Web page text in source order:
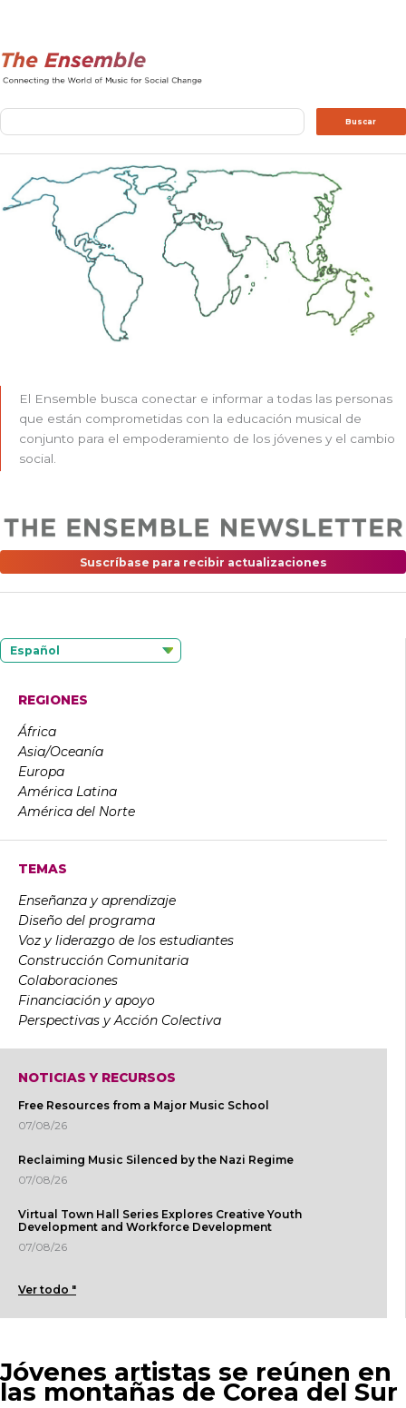
Buscar Buscar
El Ensemble busca conectar e informar a todas las personas
que están comprometidas con la educación musical de
conjunto para el empoderamiento de los jóvenes y el cambio
social.
Suscríbase para recibir actualizaciones
Español
REGIONES
África
Asia/Oceanía
Europa
América Latina
América del Norte
TEMAS
Enseñanza y aprendizaje
Diseño del programa
Voz y liderazgo de los estudiantes
Construcción Comunitaria
Colaboraciones
Financiación y apoyo
Perspectivas y Acción Colectiva
NOTICIAS Y RECURSOS
Free Resources from a Major Music School
07/08/26
Reclaiming Music Silenced by the Nazi Regime
07/08/26
Virtual Town Hall Series Explores Creative Youth
Development and Workforce Development
07/08/26
Ver todo "
Jóvenes artistas se reúnen en
las montañas de Corea del Sur